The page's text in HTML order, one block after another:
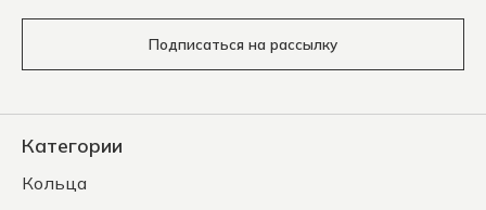
Подписаться на рассылку
Категории
Кольца